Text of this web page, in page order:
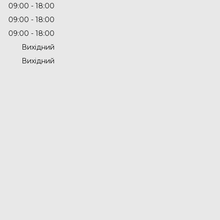
09:00
18:00
09:00
18:00
09:00
18:00
Вихідний
Вихідний